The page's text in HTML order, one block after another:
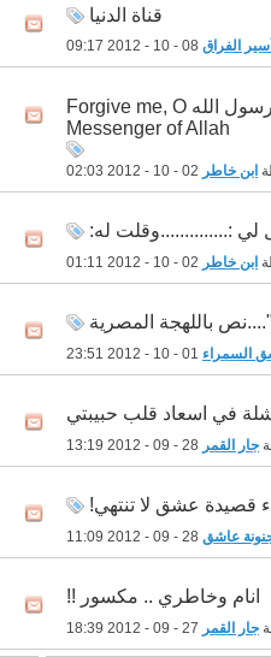
قناة الدنيا
أسير الفراق 09:17
سامحني يا رسول الله Forgive me, O
Messenger of Allah
ابن خاطر 02:03
لي :..............وقلت له:
ابن خاطر 01:11
"....نص باللهجة المصرية
السمراء 23:51
في اسعاد قلب حبيبتي
جار القمر 13:19
قصيدة عشق لا تنتهي!
عاشق 11:09
انام وخاطري .. مكسور !!
جار القمر 18:39